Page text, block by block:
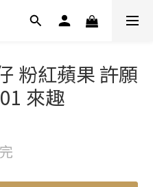
粉紅蘋果 許願
來趣